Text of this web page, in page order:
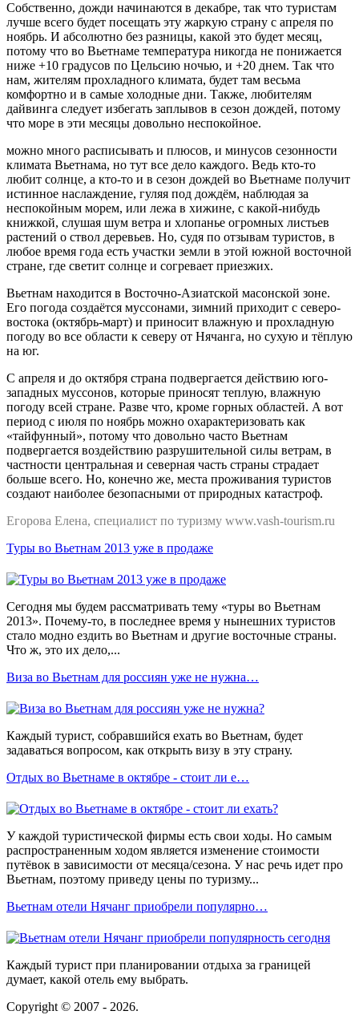
Собственно, дожди начинаются в декабре, так что туристам
лучше всего будет посещать эту жаркую страну с апреля по
ноябрь. И абсолютно без разницы, какой это будет месяц,
потому что во Вьетнаме температура никогда не понижается
ниже +10 градусов по Цельсию ночью, и +20 днем. Так что
нам, жителям прохладного климата, будет там весьма
комфортно и в самые холодные дни. Также, любителям
дайвинга следует избегать заплывов в сезон дождей, потому
что море в эти месяцы довольно неспокойное.
можно много расписывать и плюсов, и минусов сезонности
климата Вьетнама, но тут все дело каждого. Ведь кто-то
любит солнце, а кто-то и в сезон дождей во Вьетнаме получит
истинное наслаждение, гуляя под дождём, наблюдая за
неспокойным морем, или лежа в хижине, с какой-нибудь
книжкой, слушая шум ветра и хлопанье огромных листьев
растений о ствол деревьев. Но, судя по отзывам туристов, в
любое время года есть участки земли в этой южной восточной
стране, где светит солнце и согревает приезжих.
Вьетнам находится в Восточно-Азиатской масонской зоне.
Его погода создаётся муссонами, зимний приходит с северо-
востока (октябрь-март) и приносит влажную и прохладную
погоду во все области к северу от Нячанга, но сухую и тёплую
на юг.
С апреля и до октября страна подвергается действию юго-
западных муссонов, которые приносят теплую, влажную
погоду всей стране. Разве что, кроме горных областей. А вот
период с июля по ноябрь можно охарактеризовать как
«тайфунный», потому что довольно часто Вьетнам
подвергается воздействию разрушительной силы ветрам, в
частности центральная и северная часть страны страдает
больше всего. Но, конечно же, места проживания туристов
создают наиболее безопасными от природных катастроф.
Егорова Елена, специалист по туризму www.vash-tourism.ru
Туры во Вьетнам 2013 уже в продаже
Сегодня мы будем рассматривать тему «туры во Вьетнам
2013». Почему-то, в последнее время у нынешних туристов
стало модно ездить во Вьетнам и другие восточные страны.
Что ж, это их дело,...
Виза во Вьетнам для россиян уже не нужна…
Каждый турист, собравшийся ехать во Вьетнам, будет
задаваться вопросом, как открыть визу в эту страну.
Отдых во Вьетнаме в октябре - стоит ли е…
У каждой туристической фирмы есть свои ходы. Но самым
распространенным ходом является изменение стоимости
путёвок в зависимости от месяца/сезона. У нас речь идет про
Вьетнам, поэтому приведу цены по туризму...
Вьетнам отели Нячанг приобрели популярно…
Каждый турист при планировании отдыха за границей
думает, какой отель ему выбрать.
Copyright © 2007 - 2026.